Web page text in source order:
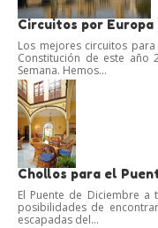
Circuitos por Europa
Los mejores circuitos
Constitución de este año
Semana. Hemos...
Chollos para el
El Puente de Diciembre a
posibilidades de
escapadas del...